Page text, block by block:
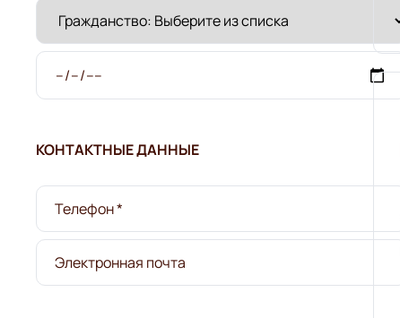
КОНТАКТНЫЕ ДАННЫЕ